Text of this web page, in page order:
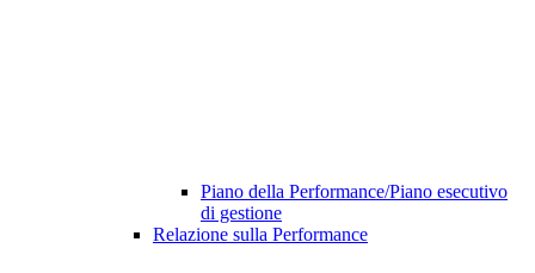
Piano della Performance/Piano esecutivo
di gestione
Relazione sulla Performance